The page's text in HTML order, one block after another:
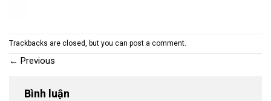
Trackbacks are closed, but you can post a comment.
← Previous
Bình luận